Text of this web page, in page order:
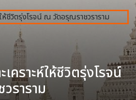
เคราะห์ให้ชีวิตรุ่งโรจน์
ราราม